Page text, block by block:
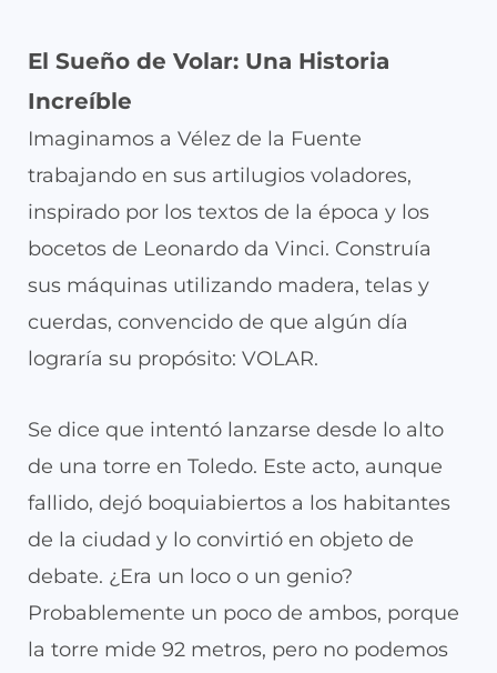
El Sueño de Volar: Una Historia
Increíble
Imaginamos a Vélez de la Fuente
trabajando en sus artilugios voladores,
inspirado por los textos de la época y los
bocetos de Leonardo da Vinci. Construía
sus máquinas utilizando madera, telas y
cuerdas, convencido de que algún día
lograría su propósito: VOLAR.
Se dice que intentó lanzarse desde lo alto
de una torre en Toledo. Este acto, aunque
fallido, dejó boquiabiertos a los habitantes
de la ciudad y lo convirtió en objeto de
debate. ¿Era un loco o un genio?
Probablemente un poco de ambos, porque
la torre mide 92 metros, pero no podemos